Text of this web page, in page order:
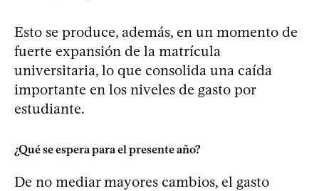
Esto se produce, además, en un momento de
fuerte expansión de la matrícula
universitaria, lo que consolida una caída
importante en los niveles de gasto por
estudiante.
¿Qué se espera para el presente año?
De no mediar mayores cambios, el gasto